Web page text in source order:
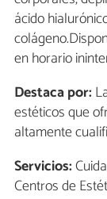
ácido
en horario
Destaca por:
estéticos que
altamente
Servicios:
Centros de